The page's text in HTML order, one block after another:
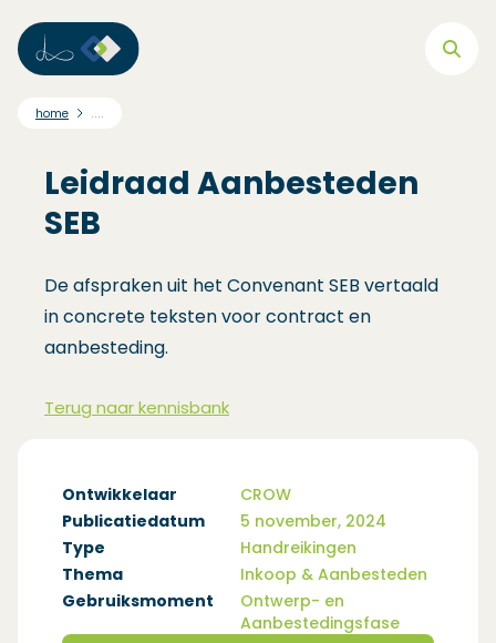
home ....
Leidraad Aanbesteden
SEB
De afspraken uit het Convenant SEB vertaald
in concrete teksten voor contract en
aanbesteding.
Terug naar kennisbank
Ontwikkelaar
CROW
Publicatiedatum
5 november, 2024
Type
Handreikingen
Thema
Inkoop & Aanbesteden
Gebruiksmoment
Ontwerp- en
Aanbestedingsfase